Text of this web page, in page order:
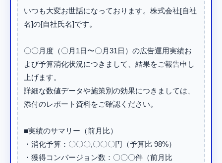
いつも大変お世話になっております。株式会社[自社
名]の[自社氏名]です。
〇〇月度（〇月1日〜〇月31日）の広告運用実績お
よび予算消化状況につきまして、結果をご報告申し
上げます。
詳細な数値データや施策別の効果につきましては、
添付のレポート資料をご確認ください。
■実績のサマリー（前月比）
・消化予算：〇〇〇,〇〇〇円（予算比 98%）
・獲得コンバージョン数：〇〇〇件（前月比